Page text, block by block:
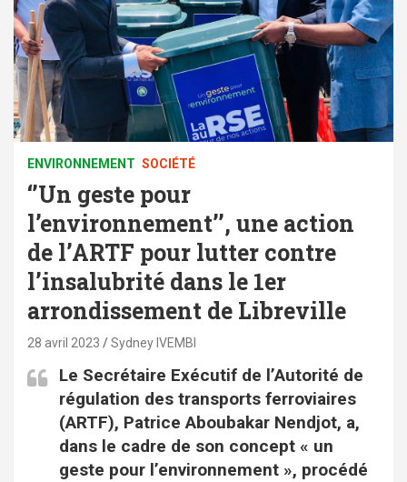
ENVIRONNEMENT SOCIÉTÉ
‘’Un geste pour
l’environnement’’, une action
de l’ARTF pour lutter contre
l’insalubrité dans le 1er
arrondissement de Libreville
28 avril 2023 Sydney IVEMBI
Le Secrétaire Exécutif de l’Autorité de
régulation des transports ferroviaires
(ARTF), Patrice Aboubakar Nendjot, a,
dans le cadre de son concept « un
geste pour l’environnement », procédé